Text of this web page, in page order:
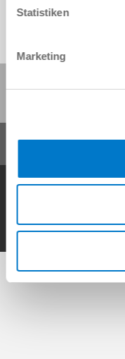
Statistiken
Marketing
General Terms and Conditions